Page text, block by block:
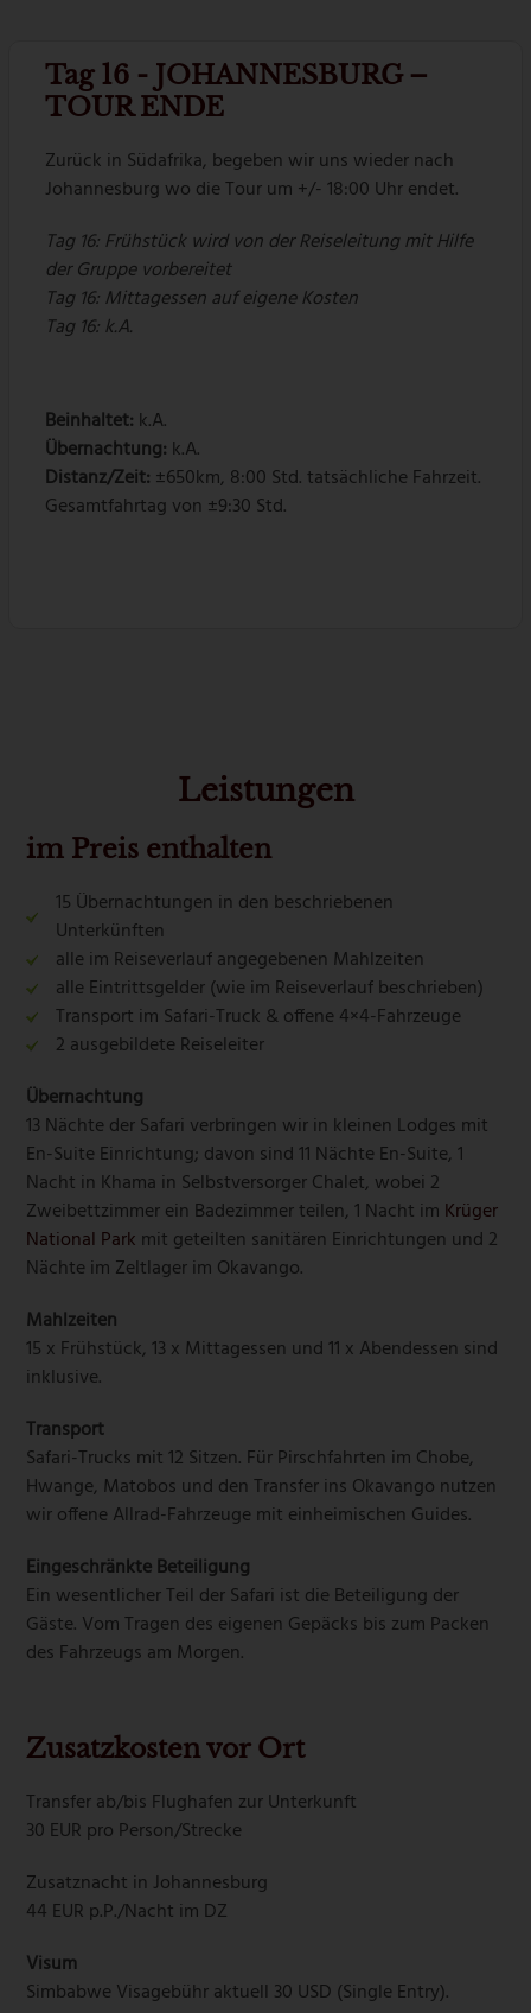
Tag 16 - JOHANNESBURG –
TOUR ENDE
Zurück in Südafrika, begeben wir uns wieder nach
Johannesburg wo die Tour um +/- 18:00 Uhr endet.
Tag 16: Frühstück wird von der Reiseleitung mit Hilfe
der Gruppe vorbereitet
Tag 16: Mittagessen auf eigene Kosten
Tag 16: k.A.
Beinhaltet: k.A.
Übernachtung: k.A.
Distanz/Zeit: ±650km, 8:00 Std. tatsächliche Fahrzeit.
Gesamtfahrtag von ±9:30 Std.
Leistungen
im Preis enthalten
15 Übernachtungen in den beschriebenen
Unterkünften
alle im Reiseverlauf angegebenen Mahlzeiten
alle Eintrittsgelder (wie im Reiseverlauf beschrieben)
Transport im Safari-Truck & offene 4×4-Fahrzeuge
2 ausgebildete Reiseleiter
Übernachtung
13 Nächte der Safari verbringen wir in kleinen Lodges mit
En-Suite Einrichtung; davon sind 11 Nächte En-Suite, 1
Nacht in Khama in Selbstversorger Chalet, wobei 2
Zweibettzimmer ein Badezimmer teilen, 1 Nacht im Krüger
National Park mit geteilten sanitären Einrichtungen und 2
Nächte im Zeltlager im Okavango.
Mahlzeiten
15 x Frühstück, 13 x Mittagessen und 11 x Abendessen sind
inklusive.
Transport
Safari-Trucks mit 12 Sitzen. Für Pirschfahrten im Chobe,
Hwange, Matobos und den Transfer ins Okavango nutzen
wir offene Allrad-Fahrzeuge mit einheimischen Guides.
Eingeschränkte Beteiligung
Ein wesentlicher Teil der Safari ist die Beteiligung der
Gäste. Vom Tragen des eigenen Gepäcks bis zum Packen
des Fahrzeugs am Morgen.
Zusatzkosten vor Ort
Transfer ab/bis Flughafen zur Unterkunft
30 EUR pro Person/Strecke
Zusatznacht in Johannesburg
44 EUR p.P./Nacht im DZ
Visum
Simbabwe Visagebühr aktuell 30 USD (Single Entry).